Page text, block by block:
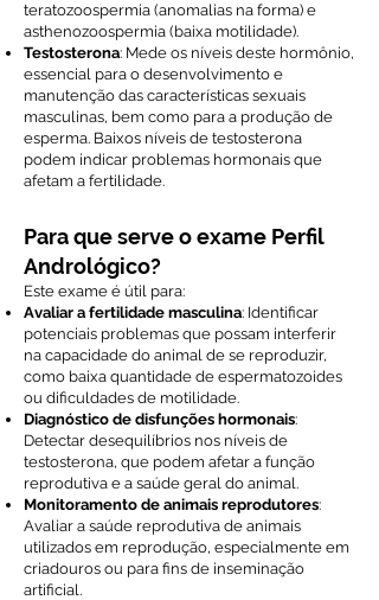
teratozoospermia (anomalias na forma) e
asthenozoospermia (baixa motilidade).
Testosterona: Mede os níveis deste hormônio,
essencial para o desenvolvimento e
manutenção das características sexuais
masculinas, bem como para a produção de
esperma. Baixos níveis de testosterona
podem indicar problemas hormonais que
afetam a fertilidade.
Para que serve o exame Perfil
Andrológico?
Este exame é útil para:
Avaliar a fertilidade masculina: Identificar
potenciais problemas que possam interferir
na capacidade do animal de se reproduzir,
como baixa quantidade de espermatozoides
ou dificuldades de motilidade.
Diagnóstico de disfunções hormonais:
Detectar desequilíbrios nos níveis de
testosterona, que podem afetar a função
reprodutiva e a saúde geral do animal.
Monitoramento de animais reprodutores:
Avaliar a saúde reprodutiva de animais
utilizados em reprodução, especialmente em
criadouros ou para fins de inseminação
artificial.